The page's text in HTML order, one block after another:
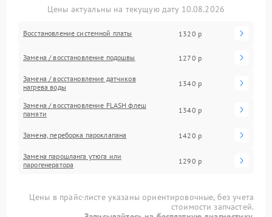
Цены актуальны на текущую дату 10.08.2026
Восстановление системной платы 1320 р
Замена / восстановление подошвы 1270 р
Замена / восстановление датчиков
нагрева воды
1340 р
Замена / восстановление FLASH флеш
памяти
1340 р
Замена, переборка пароклапана 1420 р
Замена парошланга утюга или
парогенератора
1290 р
Цены в прайс-листе указаны ориентировочные, без учета
стоимости запчастей.